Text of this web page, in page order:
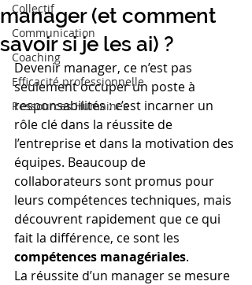
Collectif
Communication
Coaching
Efficacité professionnelle
Ressources Humaines
manager (et comment
savoir si je les ai) ?
Devenir manager, ce n’est pas
seulement occuper un poste à
responsabilités : c’est incarner un
rôle clé dans la réussite de
l’entreprise et dans la motivation des
équipes. Beaucoup de
collaborateurs sont promus pour
leurs compétences techniques, mais
découvrent rapidement que ce qui
fait la différence, ce sont les
compétences managériales.
La réussite d’un manager se mesure